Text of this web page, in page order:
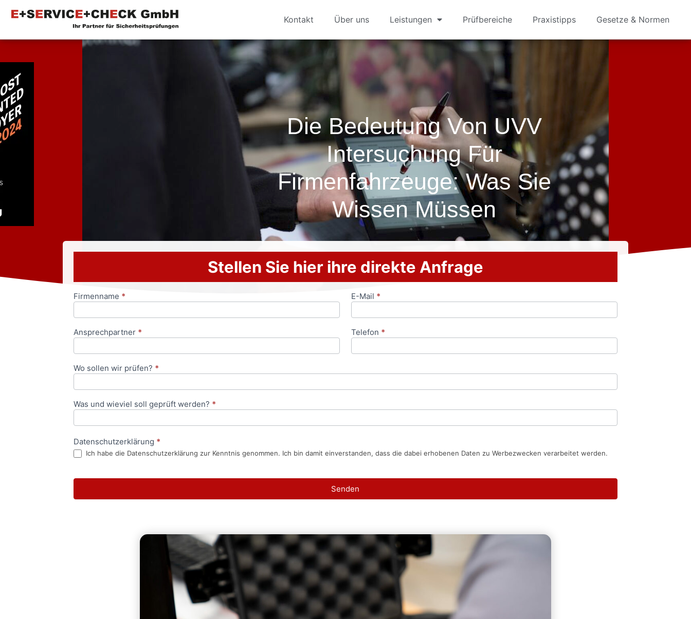
Kontakt Über uns Leistungen Prüfbereiche Praxistipps Gesetze & Normen
Die Bedeutung Von UVV
Intersuchung Für
Firmenfahrzeuge: Was Sie
Wissen Müssen
Stellen Sie hier ihre direkte Anfrage
Anfrageformular
Firmenname * E-Mail *
Ansprechpartner * Telefon *
Wo sollen wir prüfen? *
Was und wieviel soll geprüft werden? *
Datenschutzerklärung *
Ich habe die Datenschutzerklärung zur Kenntnis genommen. Ich bin damit einverstanden, dass die dabei erhobenen Daten zu Werbezwecken verarbeitet werden.
Senden